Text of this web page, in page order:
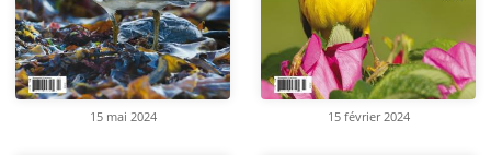
15 mai 2024 15 février 2024